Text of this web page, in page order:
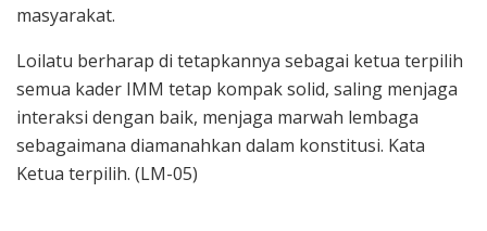
masyarakat.
Loilatu berharap di tetapkannya sebagai ketua terpilih
semua kader IMM tetap kompak solid, saling menjaga
interaksi dengan baik, menjaga marwah lembaga
sebagaimana diamanahkan dalam konstitusi. Kata
Ketua terpilih. (LM-05)